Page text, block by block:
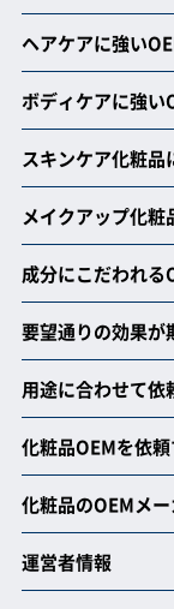
ヘアケアに強い
ボディケアに強い
スキンケア化粧品
メイクアップ化粧
成分にこだわれる
要望通りの効果が
用途に合わせて依
化粧品OEMを依
化粧品のOEMメ
運営者情報